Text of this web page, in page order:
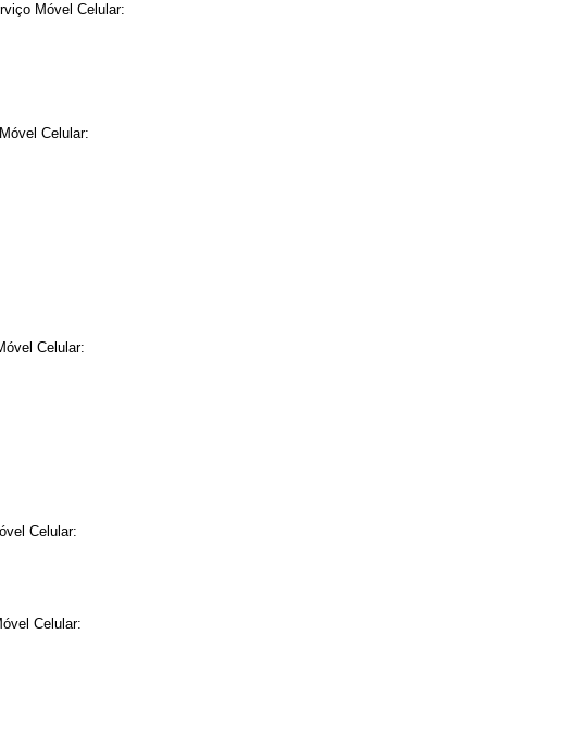
Móvel Celular:
Celular:
Celular:
Celular:
Celular: